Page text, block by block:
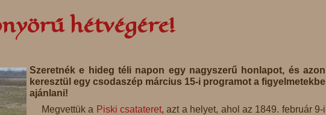
hétvégére!
Szeretnék e hideg téli napon egy nagyszerű honlapot, és azon
keresztül egy csodaszép március 15-i programot a figyelmetekbe
ajánlani!
Megvettük a Piski csatateret, azt a helyet, ahol az 1849. február 9-i